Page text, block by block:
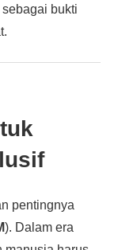
bukti
pentingnya
). Dalam era